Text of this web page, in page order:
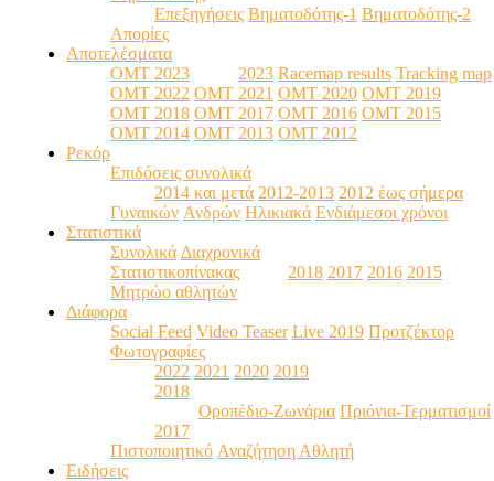
Επεξηγήσεις Βηματοδότης-1 Βηματοδότης-2
Απορίες
Αποτελέσματα
OMT 2023
2023 Racemap results Tracking map
OMT 2022 ΟΜΤ 2021 ΟΜΤ 2020 OMT 2019
OMT 2018 OMT 2017 ΟΜΤ 2016 ΟΜΤ 2015
ΟΜΤ 2014 ΟΜΤ 2013 ΟΜΤ 2012
Ρεκόρ
Επιδόσεις συνολικά
2014 και μετά 2012-2013 2012 έως σήμερα
Γυναικών Ανδρών Ηλικιακά Ενδιάμεσοι χρόνοι
Στατιστικά
Συνολικά Διαχρονικά
Στατιστικοπίνακας
2018 2017 2016 2015
Μητρώο αθλητών
Διάφορα
Social Feed Video Teaser Live 2019 Προτζέκτορ
Φωτογραφίες
2022 2021 2020 2019
2018
Οροπέδιο-Ζωνάρια Πριόνια-Τερματισμοί
2017
Πιστοποιητικό Αναζήτηση Αθλητή
Ειδήσεις